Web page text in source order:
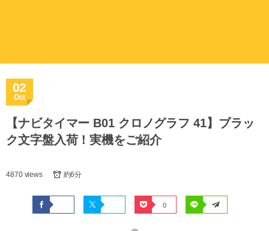
02
Oct
【ナビタイマー B01 クロノグラフ 41】ブラッ
ク文字盤入荷！実機をご紹介
4870 views 約6分
0